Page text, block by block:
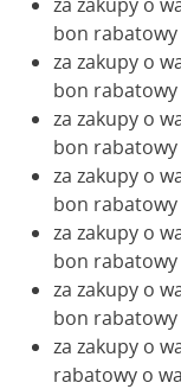
bon rabatowy
za zakupy o
bon rabatowy
za zakupy o
bon rabatowy
za zakupy o
bon rabatowy
za zakupy o
bon rabatowy
za zakupy o
bon rabatowy
za zakupy o
rabatowy o